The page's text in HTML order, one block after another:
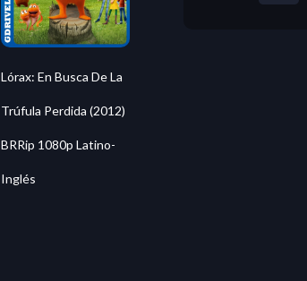
Lórax: En Busca De La
Trúfula Perdida (2012)
BRRip 1080p Latino-
Inglés